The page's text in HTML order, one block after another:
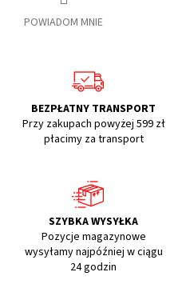
POWIADOM MNIE
BEZPŁATNY TRANSPORT
Przy zakupach powyżej 599 zł
płacimy za transport
SZYBKA WYSYŁKA
Pozycje magazynowe
wysyłamy najpóźniej w ciągu
24 godzin